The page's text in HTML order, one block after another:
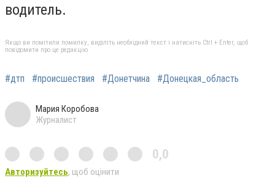
водитель.
Якщо ви помітили помилку, виділіть необхідний текст і натисніть Ctrl + Enter, щоб
повідомити про це редакцію
#дтп #происшествия #Донетчина #Донецкая_область
Мария Коробова
Журналист
0,0
Авторизуйтесь, щоб оцінити